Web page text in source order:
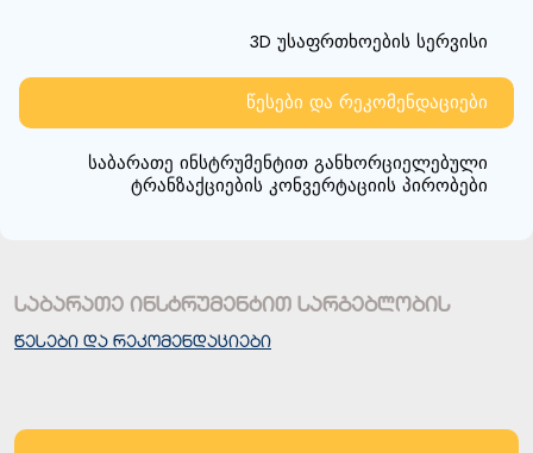
3D უსაფრთხოების სერვისი
წესები და რეკომენდაციები
საბარათე ინსტრუმენტით განხორციელებული
ტრანზაქციების კონვერტაციის პირობები
საბარათე ინსტრუმენტით სარგებლობის
წესები და რეკომენდაციები